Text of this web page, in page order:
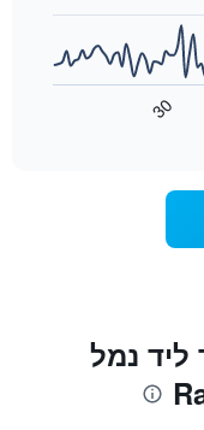
30
ליד נמל